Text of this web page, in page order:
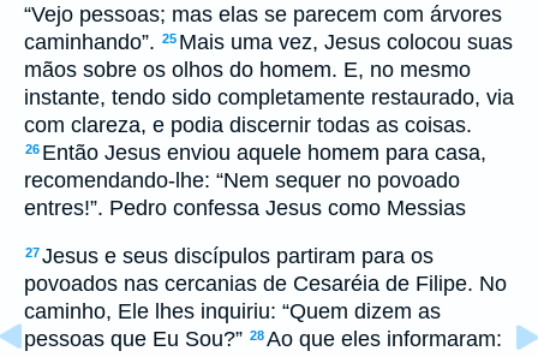
“Vejo pessoas; mas elas se parecem com árvores
caminhando”. 25 Mais uma vez, Jesus colocou suas
mãos sobre os olhos do homem. E, no mesmo
instante, tendo sido completamente restaurado, via
com clareza, e podia discernir todas as coisas.
26 Então Jesus enviou aquele homem para casa,
recomendando-lhe: “Nem sequer no povoado
entres!”. Pedro confessa Jesus como Messias
27Jesus e seus discípulos partiram para os
povoados nas cercanias de Cesaréia de Filipe. No
caminho, Ele lhes inquiriu: “Quem dizem as
pessoas que Eu Sou?” 28Ao que eles informaram: